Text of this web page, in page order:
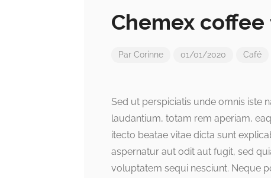
Chemex
Par Corinne 01/01/2020 Café
Sed ut perspiciatis unde omnis iste
laudantium, totam rem aperiam,
itecto beatae vitae dicta sunt
aspernatur aut odit aut fugit, sed
voluptatem sequi nesciunt. Neque